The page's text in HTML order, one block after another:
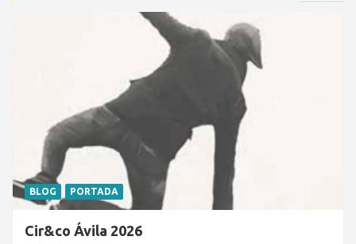
BLOG PORTADA
Cir&co Ávila 2026